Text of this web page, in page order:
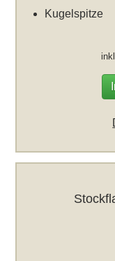
Kugelspitze